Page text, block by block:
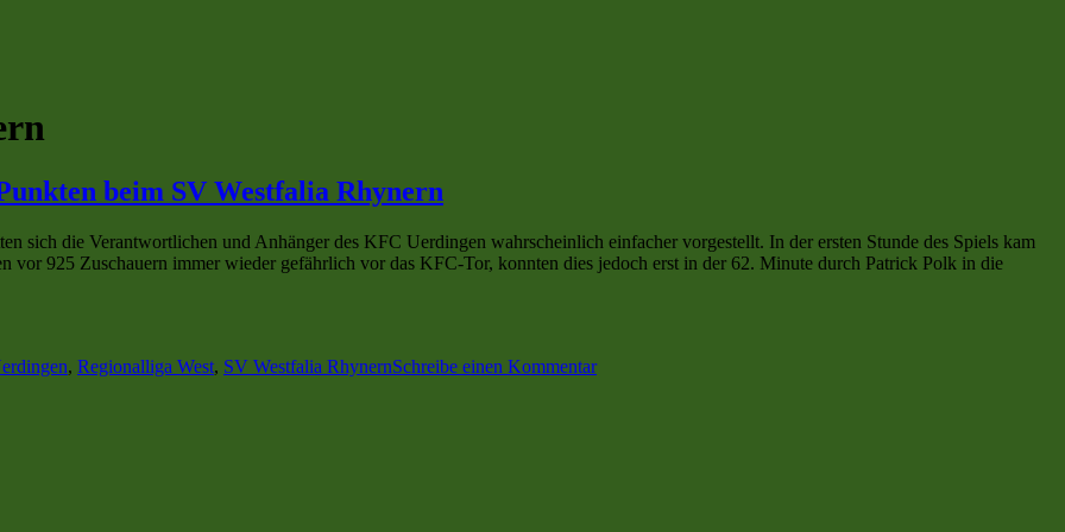
beim SV Westfalia Rhynern
sich die Verantwortlichen und Anhänger des KFC Uerdingen wahrscheinlich einfacher vorgestellt. In der ersten Stunde des Spiels kam
vor 925 Zuschauern immer wieder gefährlich vor das KFC-Tor, konnten dies jedoch erst in der 62. Minute durch Patrick Polk in die
, Regionalliga West, SV Westfalia RhynernSchreibe einen KommentarUerdingen